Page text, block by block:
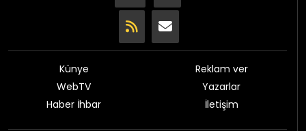
Künye
WebTV
Haber İhbar
Reklam ver
Yazarlar
İletişim